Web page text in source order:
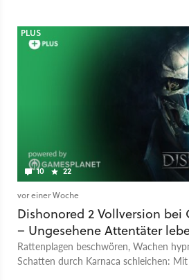
10 22
PLUS
vor einer Woche
Dishonored 2 Vollversion bei
– Ungesehene Attentäter
Rattenplagen beschwören, Wachen
Schatten durch Karnaca schleichen: